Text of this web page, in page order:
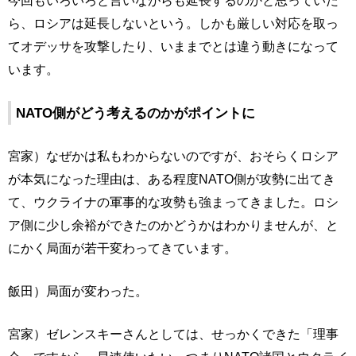
ら、ロシアは延長しないという。しかも厳しい対応を取っ
てオデッサを攻撃したり、いままでとは違う動きになって
います。
NATO側がどう考えるのかがポイントに
宮家）なぜかは私もわからないのですが、おそらくロシア
が本気になった理由は、ある程度NATO側が攻勢に出てき
て、ウクライナの軍事的な攻勢も強まってきました。ロシ
ア側に少し余裕ができたのかどうかはわかりませんが、と
にかく局面が若干変わってきています。
飯田）局面が変わった。
宮家）ゼレンスキーさんとしては、せっかくできた「理事